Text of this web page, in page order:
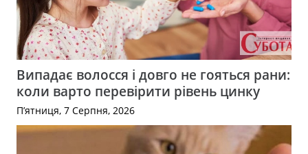
Випадає волосся і довго не гояться рани:
коли варто перевірити рівень цинку
П’ятниця, 7 Серпня, 2026